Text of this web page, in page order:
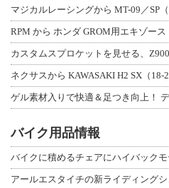
ネクサスから KAWASAKI H2 SX（18-
バイク用品情報